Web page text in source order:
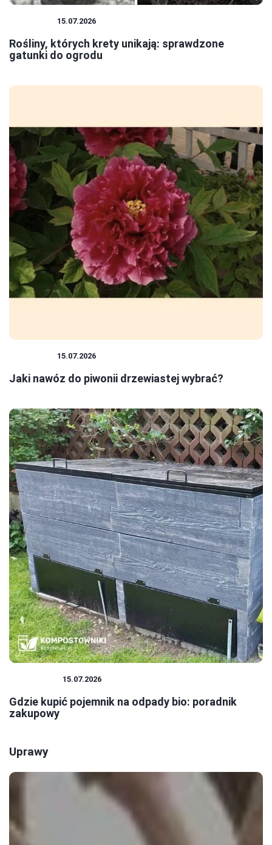
15.07.2026
Rośliny, których krety unikają: sprawdzone
gatunki do ogrodu
15.07.2026
Jaki nawóz do piwonii drzewiastej wybrać?
15.07.2026
Gdzie kupić pojemnik na odpady bio: poradnik
zakupowy
Uprawy